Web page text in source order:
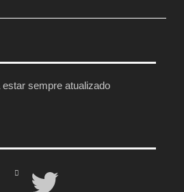
sempre atualizado
Twitter